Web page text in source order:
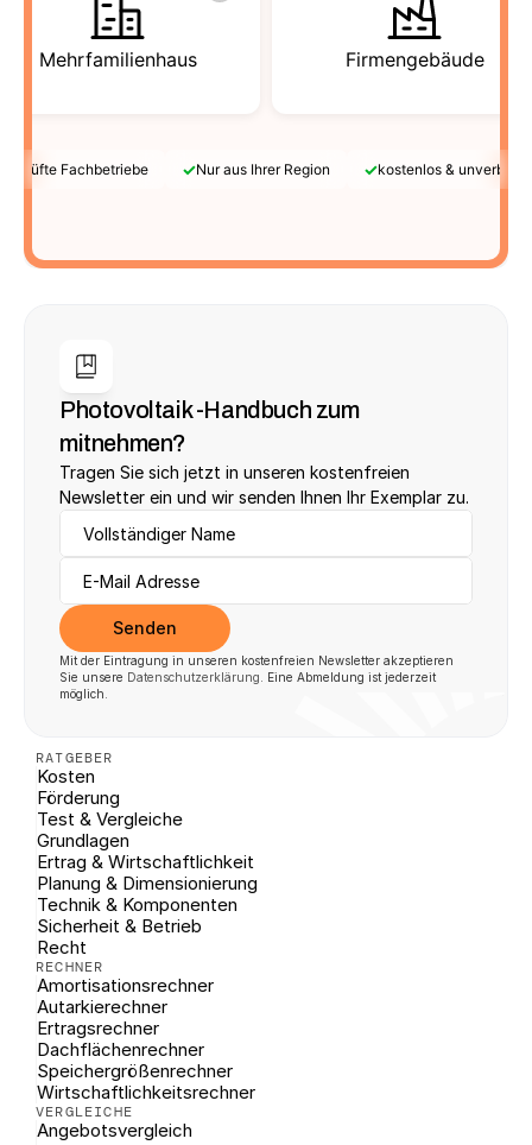
Mehrfamilienhaus Firmengebäude
Fachbetriebe ✓Nur aus Ihrer Region ✓kostenlos &
Photovoltaik -Handbuch zum
mitnehmen?
Tragen Sie sich jetzt in unseren kostenfreien
Newsletter ein und wir senden Ihnen Ihr Exemplar zu.
Senden
Mit der Eintragung in unseren kostenfreien Newsletter akzeptieren
Sie unsere Datenschutzerklärung . Eine Abmeldung ist jederzeit
möglich.
RATGEBER
Kosten
Förderung
Test & Vergleiche
Grundlagen
Ertrag & Wirtschaftlichkeit
Planung & Dimensionierung
Technik & Komponenten
Sicherheit & Betrieb
Recht
RECHNER
Amortisationsrechner
Autarkierechner
Ertragsrechner
Dachflächenrechner
Speichergrößenrechner
Wirtschaftlichkeitsrechner
VERGLEICHE
Angebotsvergleich